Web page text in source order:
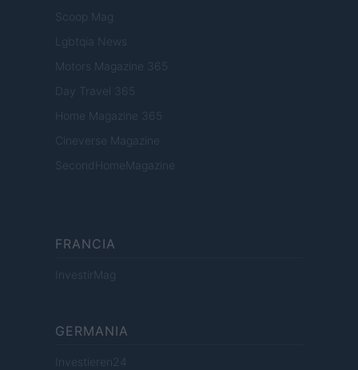
Scoop Mag
Lgbtqia News
Motors Magazine 365
Day Travel 365
Home Magazine 365
Cineverse Magazine
SecondHomeMagazine
FRANCIA
InvestirMag
GERMANIA
Investieren24